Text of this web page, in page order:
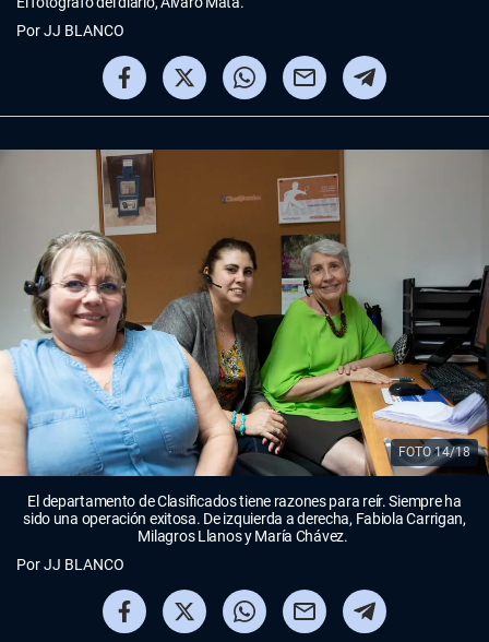
PorJJ BLANCO
FOTO 14/18
PorJJ BLANCO
El departamento de Clasificados tiene razones para reír. Siempre ha
sido una operación exitosa. De izquierda a derecha, Fabiola Carrigan,
Milagros Llanos y María Chávez.